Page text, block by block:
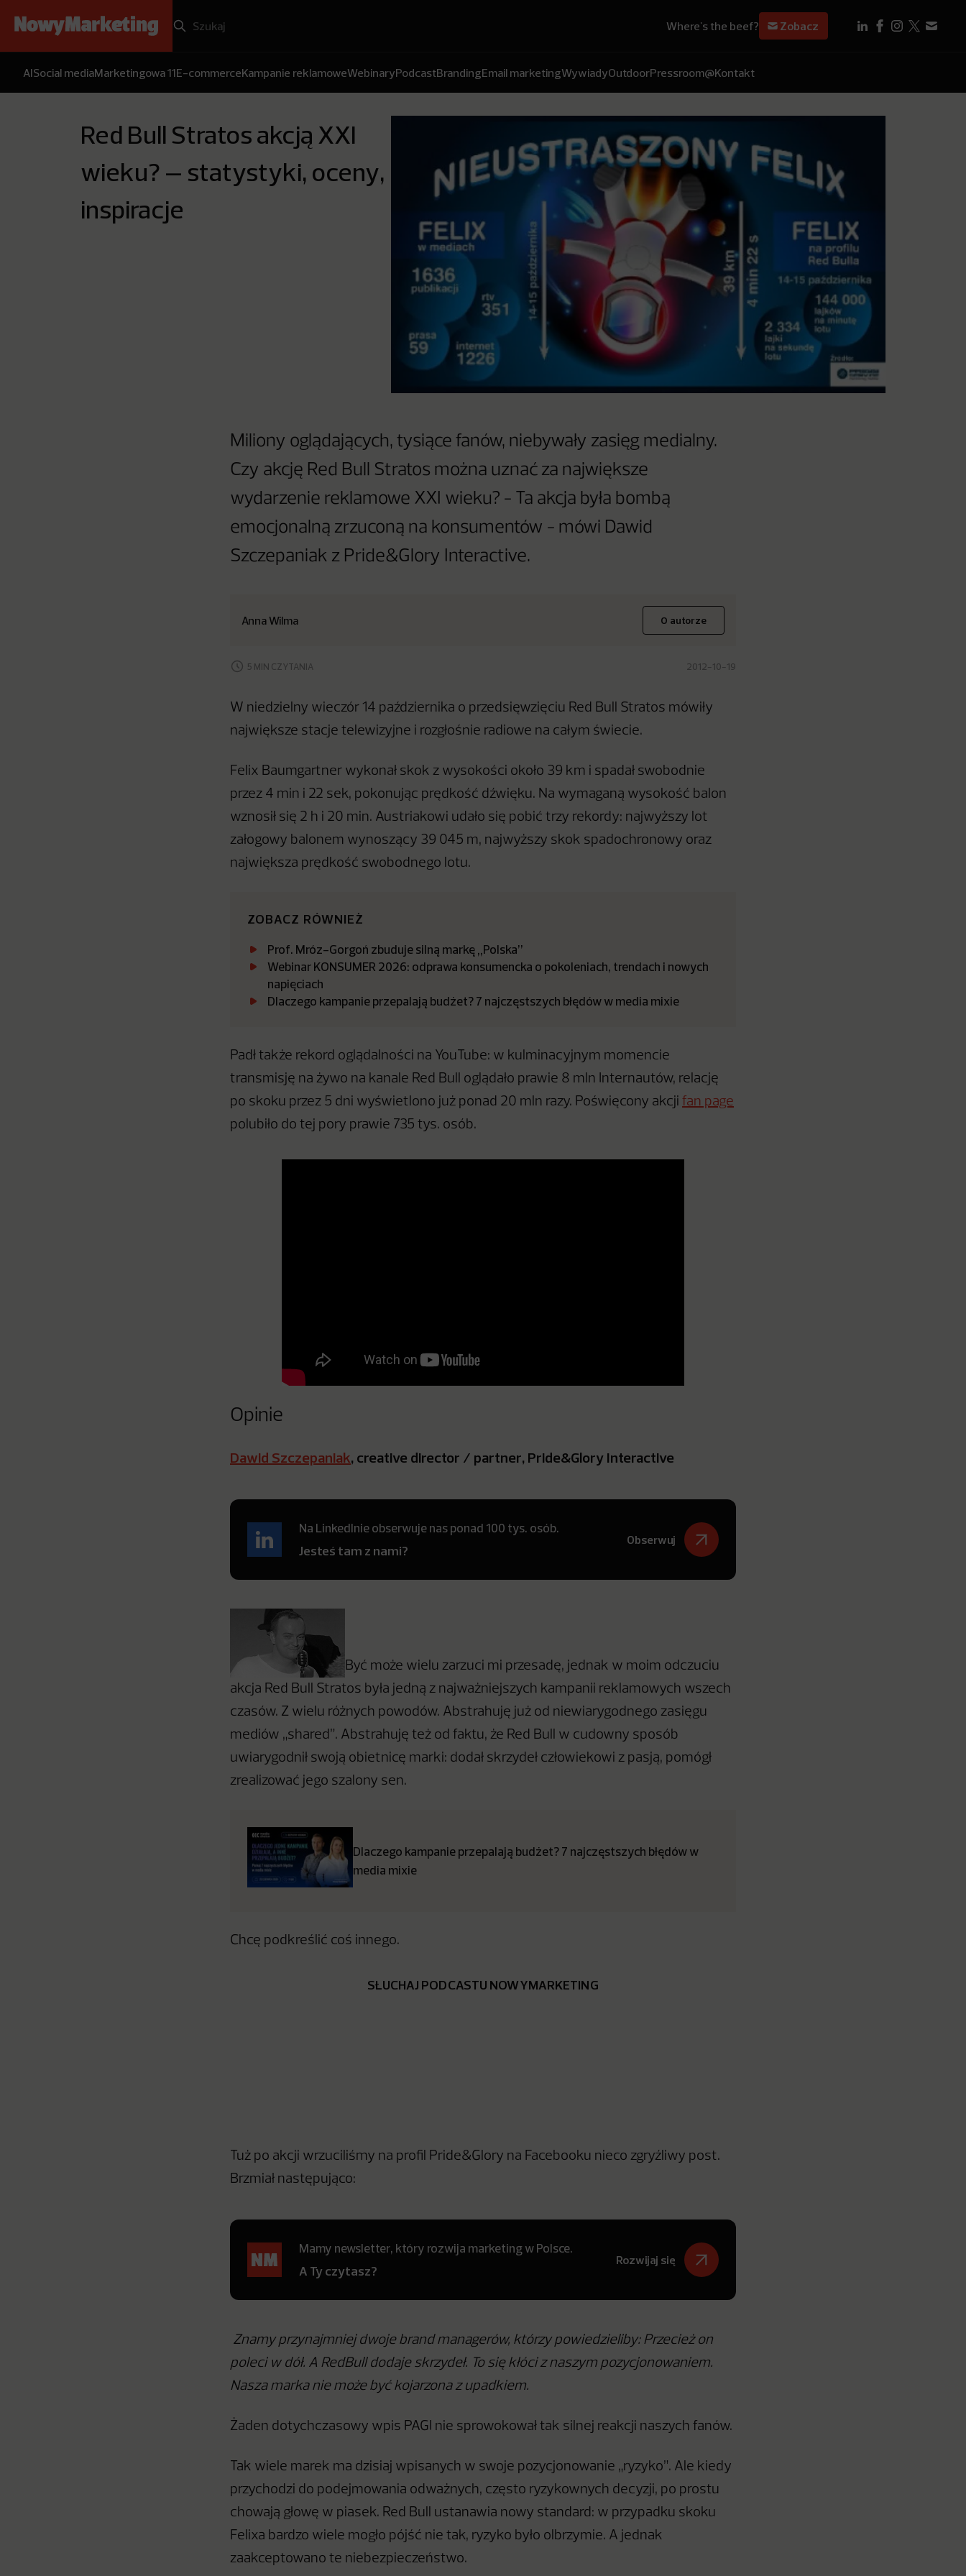
Where's the beef? Zobacz
AISocial mediaMarketingowa 11E-commerceKampanie reklamoweWebinaryPodcastBrandingEmail marketingWywiadyOutdoorPressroom@Kontakt
Red Bull Stratos akcją XXI
wieku? – statystyki, oceny,
inspiracje
Miliony oglądających, tysiące fanów, niebywały zasięg medialny.
Czy akcję Red Bull Stratos można uznać za największe
wydarzenie reklamowe XXI wieku? - Ta akcja była bombą
emocjonalną zrzuconą na konsumentów - mówi Dawid
Szczepaniak z Pride&Glory Interactive.
Anna Wilma O autorze
5 MIN CZYTANIA 2012-10-19
W niedzielny wieczór 14 października o przedsięwzięciu Red Bull Stratos mówiły
największe stacje telewizyjne i rozgłośnie radiowe na całym świecie.
Felix Baumgartner wykonał skok z wysokości około 39 km i spadał swobodnie
przez 4 min i 22 sek, pokonując prędkość dźwięku. Na wymaganą wysokość balon
wznosił się 2 h i 20 min. Austriakowi udało się pobić trzy rekordy: najwyższy lot
załogowy balonem wynoszący 39 045 m, najwyższy skok spadochronowy oraz
największa prędkość swobodnego lotu.
ZOBACZ RÓWNIEŻ
Prof. Mróz-Gorgoń zbuduje silną markę „Polska”
Webinar KONSUMER 2026: odprawa konsumencka o pokoleniach, trendach i nowych
napięciach
Dlaczego kampanie przepalają budżet? 7 najczęstszych błędów w media mixie
Padł także rekord oglądalności na YouTube: w kulminacyjnym momencie
transmisję na żywo na kanale Red Bull oglądało prawie 8 mln Internautów, relację
po skoku przez 5 dni wyświetlono już ponad 20 mln razy. Poświęcony akcji fan page
polubiło do tej pory prawie 735 tys. osób.
Opinie
Dawid Szczepaniak, creative director / partner, Pride&Glory Interactive
Na LinkedInie obserwuje nas ponad 100 tys. osób.
Jesteś tam z nami?
Obserwuj
Być może wielu zarzuci mi przesadę, jednak w moim odczuciu
akcja Red Bull Stratos była jedną z najważniejszych kampanii reklamowych wszech
czasów. Z wielu różnych powodów. Abstrahuję już od niewiarygodnego zasięgu
mediów „shared”. Abstrahuję też od faktu, że Red Bull w cudowny sposób
uwiarygodnił swoją obietnicę marki: dodał skrzydeł człowiekowi z pasją, pomógł
zrealizować jego szalony sen.
Dlaczego kampanie przepalają budżet? 7 najczęstszych błędów w
media mixie
Chcę podkreślić coś innego.
SŁUCHAJ PODCASTU NOWYMARKETING
Tuż po akcji wrzuciliśmy na profil Pride&Glory na Facebooku nieco zgryźliwy post.
Brzmiał następująco:
Mamy newsletter, który rozwija marketing w Polsce.
A Ty czytasz?
Rozwijaj się
Znamy przynajmniej dwoje brand managerów, którzy powiedzieliby: Przecież on
poleci w dół. A RedBull dodaje skrzydeł. To się kłóci z naszym pozycjonowaniem.
Nasza marka nie może być kojarzona z upadkiem.
Żaden dotychczasowy wpis PAGI nie sprowokował tak silnej reakcji naszych fanów.
Tak wiele marek ma dzisiaj wpisanych w swoje pozycjonowanie „ryzyko”. Ale kiedy
przychodzi do podejmowania odważnych, często ryzykownych decyzji, po prostu
chowają głowę w piasek. Red Bull ustanawia nowy standard: w przypadku skoku
Felixa bardzo wiele mogło pójść nie tak, ryzyko było olbrzymie. A jednak
zaakceptowano te niebezpieczeństwo.